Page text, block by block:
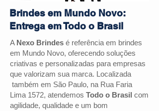
Brindes em Mundo Novo:
Entrega em Todo o Brasil
A Nexo Brindes é referência em brindes
em Mundo Novo, oferecendo soluções
criativas e personalizadas para empresas
que valorizam sua marca. Localizada
também em São Paulo, na Rua Faria
Lima 1572, atendemos Todo o Brasil com
agilidade, qualidade e um bom